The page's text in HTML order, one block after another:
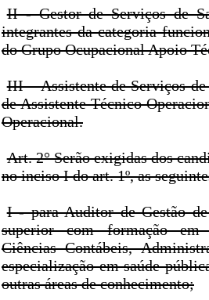
II - Gestor de Serviços de
integrantes da categoria
do Grupo Ocupacional Apoio
III – Assistente de Serviços
de Assistente Técnico
Operacional.
Art. 2° Serão exigidas dos
no inciso I do art. 1º, as
I - para Auditor de Gestão
superior com formação em
Ciências Contábeis,
especialização em saúde
outras áreas de conhecimento;